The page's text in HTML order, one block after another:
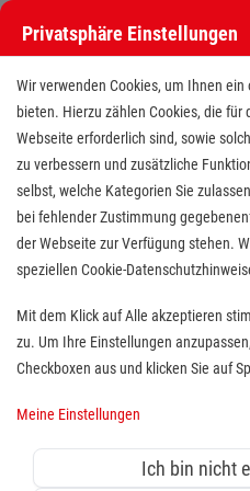
Ausbildung zum
zur
Standort(e):Konstanz,
Du siehst deine Zukunft in
mit Menschen? Dann bist
suchen für den
Privatsphäre Einstellungen
Wir verwenden Cookies, um Ihnen
bieten. Hierzu zählen Cookies, die
Webseite erforderlich sind, sowie
zu verbessern und zusätzliche
selbst, welche Kategorien Sie
bei fehlender Zustimmung
der Webseite zur Verfügung stehen.
speziellen Cookie-
Mit dem Klick auf Alle akzeptieren
zu. Um Ihre Einstellungen
Checkboxen aus und klicken Sie auf
Meine Einstellungen
Ich bin nicht